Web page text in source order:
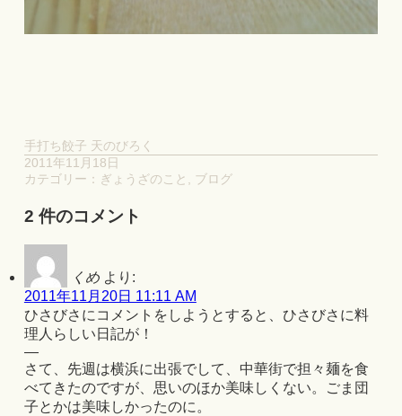
手打ち餃子 天のびろく
2011年11月18日
カテゴリー： ぎょうざのこと ブログ
2 件のコメント
くめ より:
2011年11月20日 11:11 AM
ひさびさにコメントをしようとすると、ひさびさに料
理人らしい日記が！
—
さて、先週は横浜に出張でして、中華街で担々麺を食
べてきたのですが、思いのほか美味しくない。ごま団
子とかは美味しかったのに。